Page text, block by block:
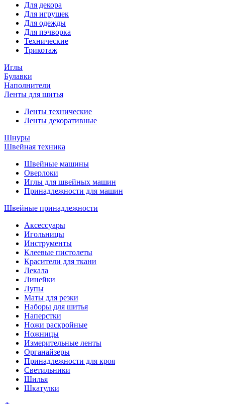
Для декора
Для игрушек
Для одежды
Для пэчворка
Технические
Трикотаж
Иглы
Булавки
Наполнители
Ленты для шитья
Ленты технические
Ленты декоративные
Шнуры
Швейная техника
Швейные машины
Оверлоки
Иглы для швейных машин
Принадлежности для машин
Швейные принадлежности
Аксессуары
Игольницы
Инструменты
Клеевые пистолеты
Красители для ткани
Лекала
Линейки
Лупы
Маты для резки
Наборы для шитья
Наперстки
Ножи раскройные
Ножницы
Измерительные ленты
Органайзеры
Принадлежности для кроя
Светильники
Шилья
Шкатулки